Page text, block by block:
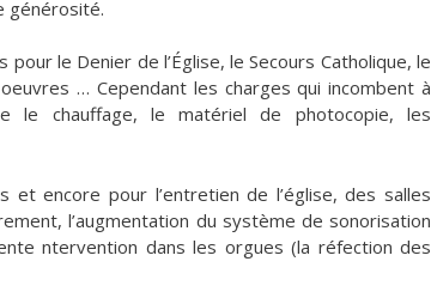
générosité.
le Denier de l’Église, le Secours Catholique, le
… Cependant les charges qui incombent à
le chauffage, le matériel de photocopie, les
encore pour l’entretien de l’église, des salles
l’augmentation du système de sonorisation
ntervention dans les orgues (la réfection des